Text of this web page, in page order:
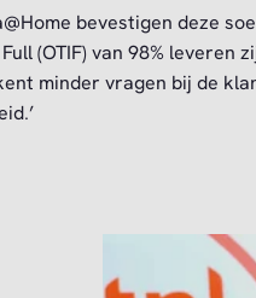
bevestigen deze
(OTIF) van 98% leveren
minder vragen bij de